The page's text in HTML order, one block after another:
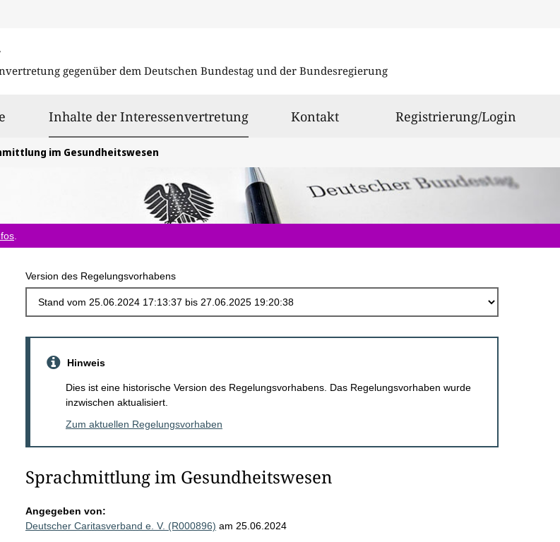
gegenüber dem Deutschen Bundestag und der Bundesregierung
Inhalte der Interessenvertretungausgewählt
Kontakt Registrierung/Login
im Gesundheitswesen
Version des Regelungsvorhabens
Hinweis
Dies ist eine historische Version des Regelungsvorhabens. Das Regelungsvorhaben wurde
inzwischen aktualisiert.
Zum aktuellen Regelungsvorhaben
Sprachmittlung im Gesundheitswesen
Angegeben von:
Deutscher Caritasverband e. V. (R000896) am 25.06.2024